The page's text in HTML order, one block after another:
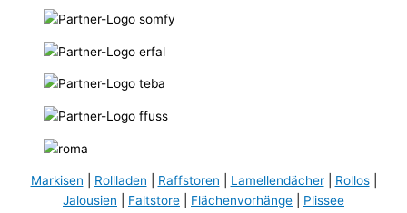
Markisen Rollladen Raffstoren Lamellendächer| Rollos|
Jalousien
Faltstore Flächenvorhänge Plissee